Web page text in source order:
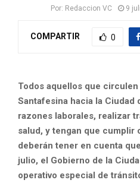
Por: Redaccion VC 9
COMPARTIR 0
Todos aquellos que circulen
Santafesina hacia la Ciudad
razones laborales, realizar
salud, y tengan que cumplir
deberán tener en cuenta
julio, el Gobierno de la
operativo especial de